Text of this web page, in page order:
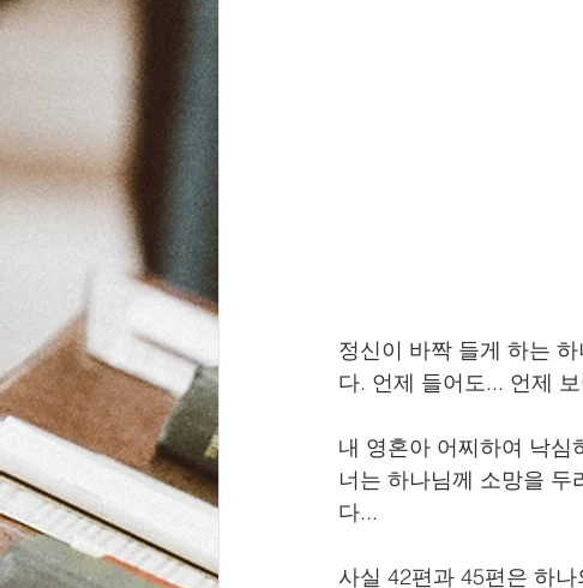
정신이 바짝 들게 하는
다. 언제 들어도... 언제
내 영혼아 어찌하여 낙심
너는 하나님께 소망을
다...
사실 42편과 45편은 하